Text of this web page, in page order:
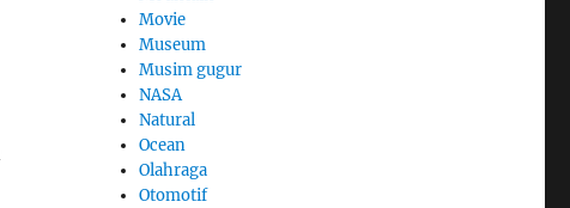
Movie
Museum
Musim gugur
NASA
Natural
Ocean
Olahraga
Otomotif